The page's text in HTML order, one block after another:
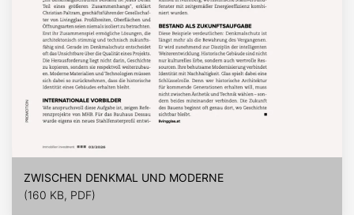
ZWISCHEN DENKMAL UND MODERNE
(160 KB, PDF)